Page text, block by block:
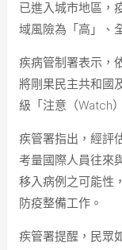
已進入城市地區，
域風險為「高」、
疾病管制署表示，
將剛果民主共和國
級「注意（Watch
疾管署指出，經評
考量國際人員往來
移入病例之可能性
防疫整備工作。
疾管署提醒，民眾